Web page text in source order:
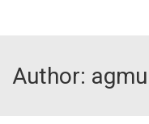
Author: agmu